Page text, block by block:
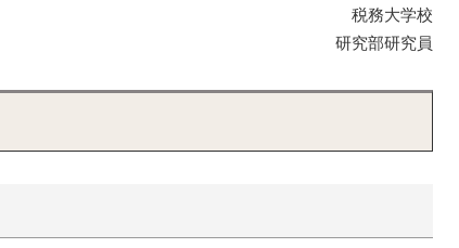
税務大学校
研究部研究員